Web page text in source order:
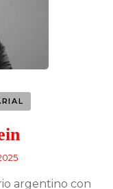
argentino con